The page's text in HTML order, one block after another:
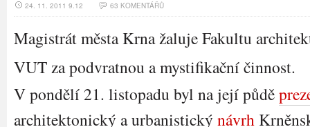
24. 11. 2011 9.12 63 KOMENTÁŘŮ
Magistrát města Krna žaluje Fakultu
VUT za podvratnou a mystifikační činnost.
V pondělí 21. listopadu byl na její půdě
architektonický a urbanistický návrh